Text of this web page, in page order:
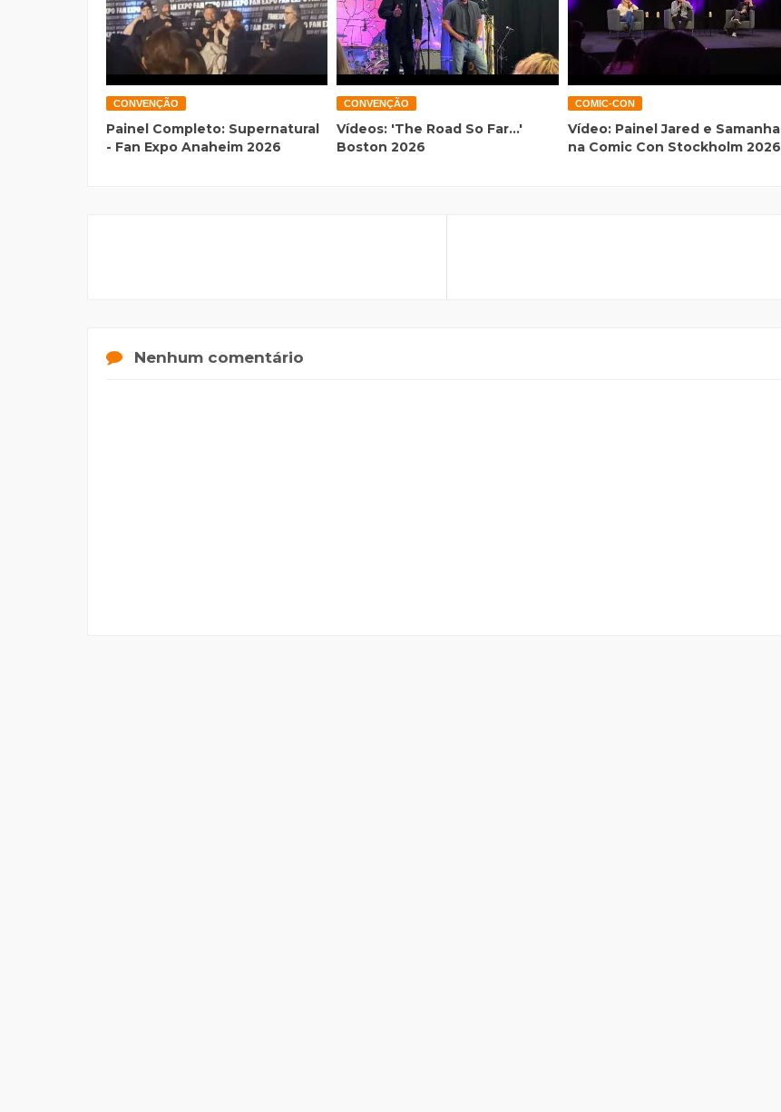
CONVENÇÃO
Painel Completo: Supernatural
- Fan Expo Anaheim 2026
CONVENÇÃO
Vídeos: 'The Road So Far...'
Boston 2026
COMIC-CON
Vídeo: Painel Jared e Samanha
na Comic Con Stockholm 2026
Nenhum comentário